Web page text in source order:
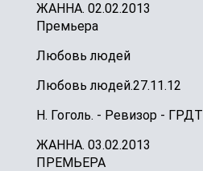
ЖАННА. 02.02.2013
Премьера
Любовь людей
Любовь людей.27.11.12
Н. Гоголь. - Ревизор - ГРДТ
ЖАННА. 03.02.2013
ПРЕМЬЕРА